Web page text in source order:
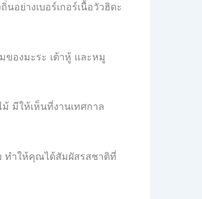
อย่างเบอร์เกอร์เนื้อวัวฮิดะ
องมะระ เต้าหู้ และหมู
มีให้เห็นที่งานเทศกาล
ทำให้คุณได้สัมผัสรสชาติที่